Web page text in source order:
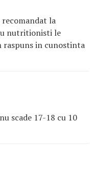
la
nutritionisti le
raspuns in cunostinta
scade 17-18 cu 10